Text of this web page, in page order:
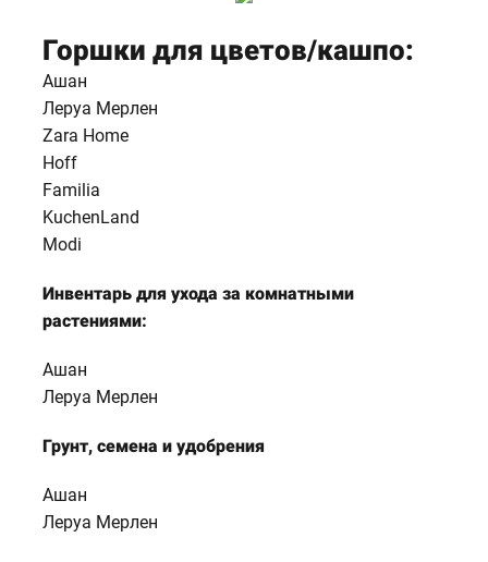
Горшки для цветов/кашпо:
Ашан
Леруа Мерлен
Zara Home
Hoff
Familia
KuchenLand
Modi
Инвентарь для ухода за комнатными
растениями:
Ашан
Леруа Мерлен
Грунт, семена и удобрения
Ашан
Леруа Мерлен